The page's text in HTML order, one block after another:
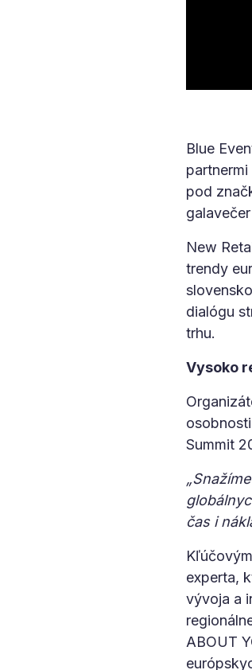
Blue
pod
New
trendy
dialógu
trhu.
Vysoko
Summit
čas i
experta,
vývoja a
ABOUT